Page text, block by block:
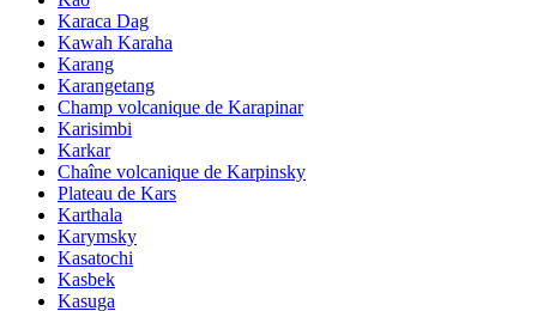
Karaca Dag
Kawah Karaha
Karang
Karangetang
Champ volcanique de Karapinar
Karisimbi
Karkar
Chaîne volcanique de Karpinsky
Plateau de Kars
Karthala
Karymsky
Kasatochi
Kasbek
Kasuga